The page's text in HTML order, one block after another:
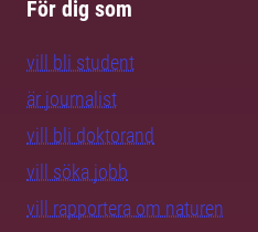
För dig som
vill bli student
är journalist
vill bli doktorand
vill söka jobb
vill rapportera om naturen